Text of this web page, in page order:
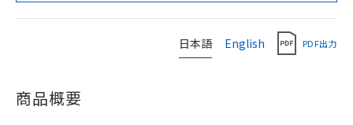
日本語 English PDF出力
商品概要